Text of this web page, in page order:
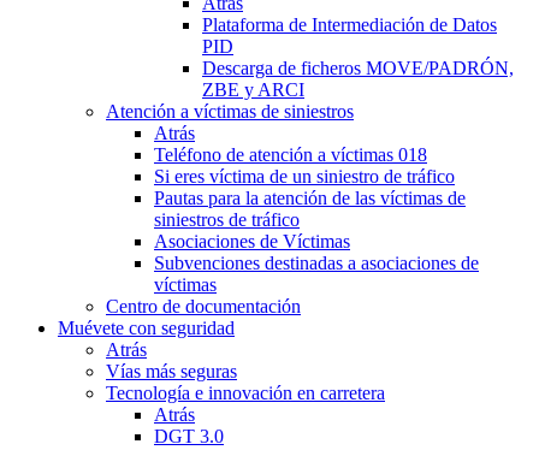
Plataforma de Intermediación de Datos
PID
Descarga de ficheros MOVE/PADRÓN,
ZBE y ARCI
Atención a víctimas de siniestros
Atrás
Teléfono de atención a víctimas 018
Si eres víctima de un siniestro de tráfico
Pautas para la atención de las víctimas de
siniestros de tráfico
Asociaciones de Víctimas
Subvenciones destinadas a asociaciones de
víctimas
Centro de documentación
Muévete con seguridad
Atrás
Vías más seguras
Tecnología e innovación en carretera
Atrás
DGT 3.0